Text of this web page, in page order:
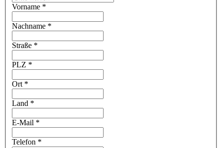
Vorname *
Nachname *
Straße *
PLZ *
Ort *
Land *
E-Mail *
Telefon *